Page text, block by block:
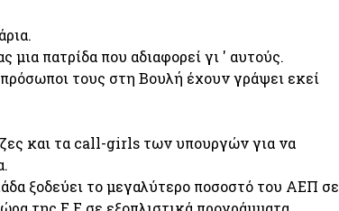
πατρίδα που αδιαφορεί γι ' αυτούς.
τους στη Βουλή έχουν γράψει εκεί
και τα call-girls των υπουργών για να
ξοδεύει το μεγαλύτερο ποσοστό του ΑΕΠ σε